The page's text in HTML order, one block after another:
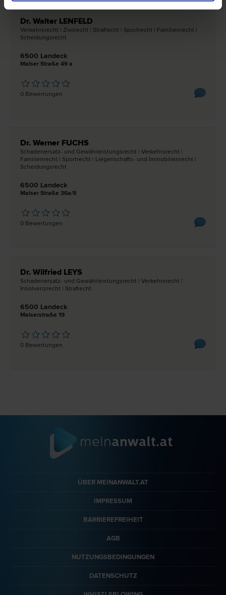
Dr. Walter LENFELD
Verkehrs­recht | Zivil­recht | Straf­recht | Sport­recht | Familien­recht |
Scheidungs­recht
6500 Landeck
Malser Straße 49 a
0 Bewertungen
Dr. Werner FUCHS
Schadenersatz- und Gewährleistungs­recht | Verkehrs­recht |
Familien­recht | Sport­recht | Liegenschafts- und Immobilien­recht |
Scheidungs­recht
6500 Landeck
Malser Straße 36a/II
0 Bewertungen
Dr. Wilfried LEYS
Schadenersatz- und Gewährleistungs­recht | Verkehrs­recht |
Insolvenz­recht | Straf­recht
6500 Landeck
Malserstraße 19
0 Bewertungen
ÜBER MEINANWALT.AT
IMPRESSUM
BARRIEREFREIHEIT
AGB
NUTZUNGSBEDINGUNGEN
DATENSCHUTZ